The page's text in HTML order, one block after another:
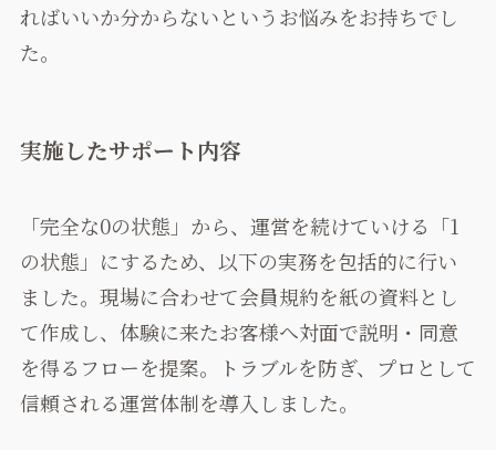
ればいいか分からないというお悩みをお持ちでし
た。
実施したサポート内容
「完全な0の状態」から、運営を続けていける「1
の状態」にするため、以下の実務を包括的に行い
ました。現場に合わせて会員規約を紙の資料とし
て作成し、体験に来たお客様へ対面で説明・同意
を得るフローを提案。トラブルを防ぎ、プロとして
信頼される運営体制を導入しました。